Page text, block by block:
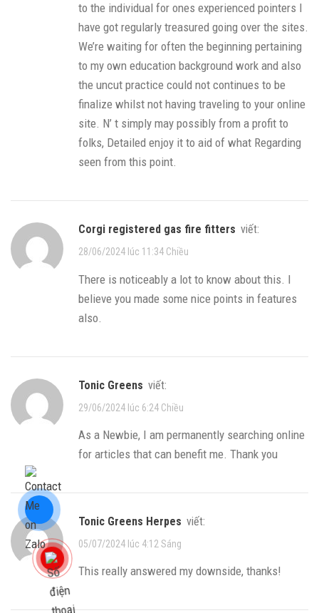
to the individual for ones experienced pointers I
have got regularly treasured going over the sites.
We’re waiting for often the beginning pertaining
to my own education background work and also
the uncut practice could not continues to be
finalize whilst not having traveling to your online
site. N’ t simply may possibly from a profit to
folks, Detailed enjoy it to aid of what Regarding
seen from this point.
corgi registered gas fire fitters viết:
28/06/2024 lúc 11:34 Chiều
There is noticeably a lot to know about this. I
believe you made some nice points in features
also.
Tonic Greens viết:
29/06/2024 lúc 6:24 Chiều
As a Newbie, I am permanently searching online
for articles that can benefit me. Thank you
Tonic Greens Herpes viết:
05/07/2024 lúc 4:12 Sáng
This really answered my downside, thanks!